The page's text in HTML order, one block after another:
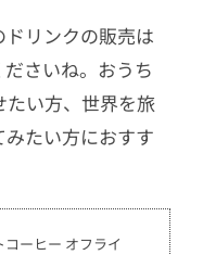
リンクの販売は
さいね。おうち
い方、世界を旅
たい方におすす
ーヒー オフライ